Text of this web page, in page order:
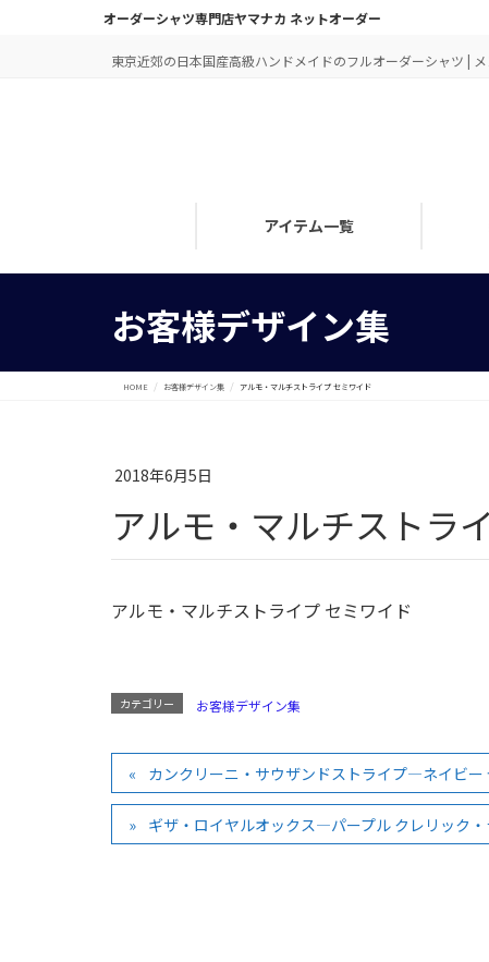
オーダーシャツ専門店ヤマナカ ネットオーダー
東京近郊の日本国産高級ハンドメイドのフルオーダーシャツ |
アイテム一覧
お客様デザイン集
HOME お客様デザイン集 アルモ・マルチストライプ セミワイド
2018年6月5日
アルモ・マルチストラ
アルモ・マルチストライプ セミワイド
カテゴリー お客様デザイン集
カンクリーニ・サウザンドストライプ―ネイビー
ギザ・ロイヤルオックス―パープル クレリック